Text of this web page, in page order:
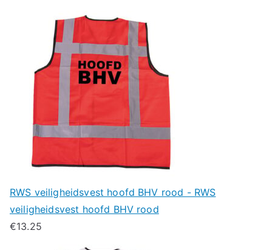
RWS veiligheidsvest hoofd BHV rood - RWS
veiligheidsvest hoofd BHV rood
€13.25